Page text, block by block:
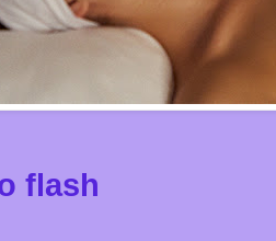
flash